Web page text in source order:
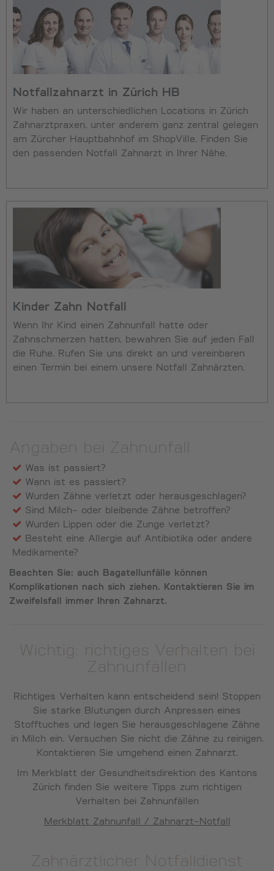
Notfallzahnarzt in Zürich HB
Wir haben an unterschiedlichen Locations in Zürich
Zahnarztpraxen, unter anderem ganz zentral gelegen
am Zürcher Hauptbahnhof im ShopVille. Finden Sie
den passenden Notfall Zahnarzt in Ihrer Nähe.
Kinder Zahn Notfall
Wenn Ihr Kind einen Zahnunfall hatte oder
Zahnschmerzen hatten, bewahren Sie auf jeden Fall
die Ruhe. Rufen Sie uns direkt an und vereinbaren
einen Termin bei einem unsere Notfall Zahnärzten.
Angaben bei Zahnunfall
Was ist passiert?
Wann ist es passiert?
Wurden Zähne verletzt oder herausgeschlagen?
Sind Milch- oder bleibende Zähne betroffen?
Wurden Lippen oder die Zunge verletzt?
Besteht eine Allergie auf Antibiotika oder andere
Medikamente?
Beachten Sie: auch Bagatellunfälle können
Komplikationen nach sich ziehen. Kontaktieren Sie im
Zweifelsfall immer Ihren Zahnarzt.
Wichtig: richtiges Verhalten bei
Zahnunfällen
Richtiges Verhalten kann entscheidend sein! Stoppen
Sie starke Blutungen durch Anpressen eines
Stofftuches und legen Sie herausgeschlagene Zähne
in Milch ein. Versuchen Sie nicht die Zähne zu reinigen.
Kontaktieren Sie umgehend einen Zahnarzt.
Im Merkblatt der Gesundheitsdirektion des Kantons
Zürich finden Sie weitere Tipps zum richtigen
Verhalten bei Zahnunfällen
Merkblatt Zahnunfall / Zahnarzt-Notfall
Zahnärztlicher Notfalldienst